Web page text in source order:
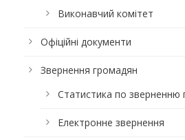
Виконавчий комітет
Офіційні документи
Звернення громадян
Статистика по зверненню
Електронне звернення